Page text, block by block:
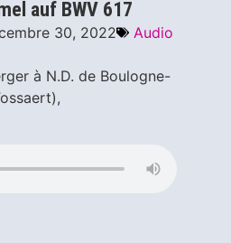
auf BWV 617
30, 2022 Audio
à N.D. de Boulogne-